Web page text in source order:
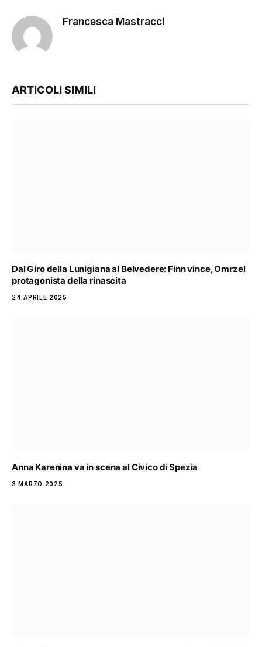
Francesca Mastracci
ARTICOLI SIMILI
Dal Giro della Lunigiana al Belvedere: Finn vince, Omrzel
protagonista della rinascita
24 APRILE 2025
Anna Karenina va in scena al Civico di Spezia
3 MARZO 2025